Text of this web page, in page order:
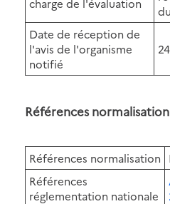
Date de réception de
l'avis de l'organisme
notifié
Références
Références normalisation
Références
réglementation nationale